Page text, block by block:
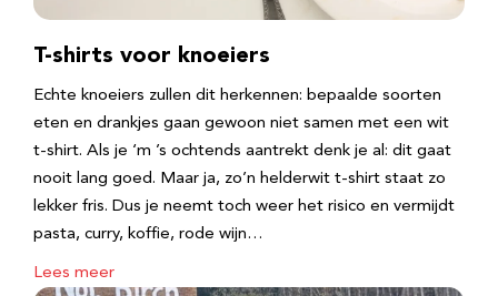
T-shirts voor knoeiers
Echte knoeiers zullen dit herkennen: bepaalde soorten
eten en drankjes gaan gewoon niet samen met een wit
t-shirt. Als je ‘m ’s ochtends aantrekt denk je al: dit gaat
nooit lang goed. Maar ja, zo’n helderwit t-shirt staat zo
lekker fris. Dus je neemt toch weer het risico en vermijdt
pasta, curry, koffie, rode wijn…
Lees meer